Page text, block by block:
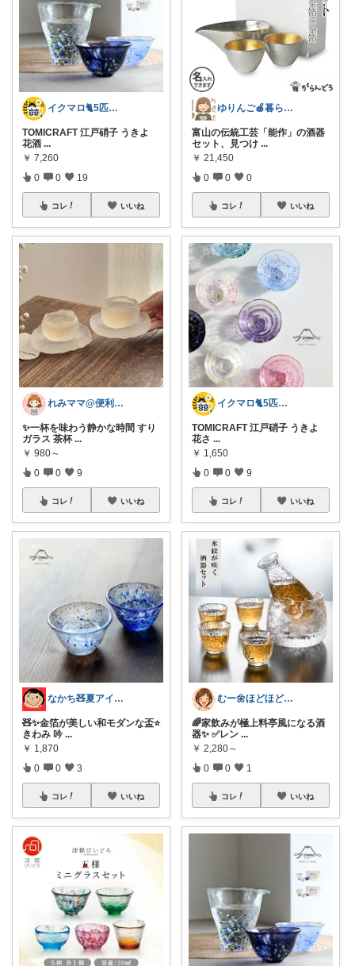
イクマロ🐈5匹の猫とおうちカフェ☕️
TOMICRAFT 江戸硝子 うきよ
花酒 ...
￥ 7,260
0 0 19
コレ いいね
れみママ@便利雑貨¸¸kids
✨一杯を味わう静かな時間 すり
ガラス 茶杯 ...
￥ 980～
0 0 9
コレ いいね
なかち🧸夏アイテム＆便利グッズ✨
🧸✨金箔が美しい和モダンな盃⭐️
きわみ 吟 ...
￥ 1,870
0 0 3
コレ いいね
ゆりんご🍎暮らしにまつわるおすすめ品
富山の伝統工芸「能作」の酒器
セット、見つけ ...
￥ 21,450
0 0 0
コレ いいね
イクマロ🐈5匹の猫とおうちカフェ☕️
TOMICRAFT 江戸硝子 うきよ
花さ ...
￥ 1,650
0 0 9
コレ いいね
むー🌼ほどほど生活🌼
🌈家飲みが極上料亭風になる酒
器✨ ✅レン ...
￥ 2,280～
0 0 1
コレ いいね